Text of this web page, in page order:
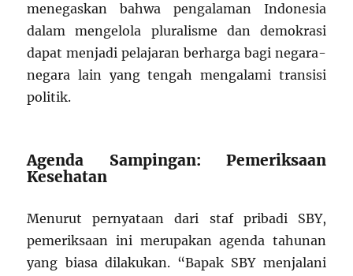
menegaskan bahwa pengalaman Indonesia
dalam mengelola pluralisme dan demokrasi
dapat menjadi pelajaran berharga bagi negara-
negara lain yang tengah mengalami transisi
politik.
Agenda Sampingan: Pemeriksaan
Kesehatan
Menurut pernyataan dari staf pribadi SBY,
pemeriksaan ini merupakan agenda tahunan
yang biasa dilakukan. “Bapak SBY menjalani